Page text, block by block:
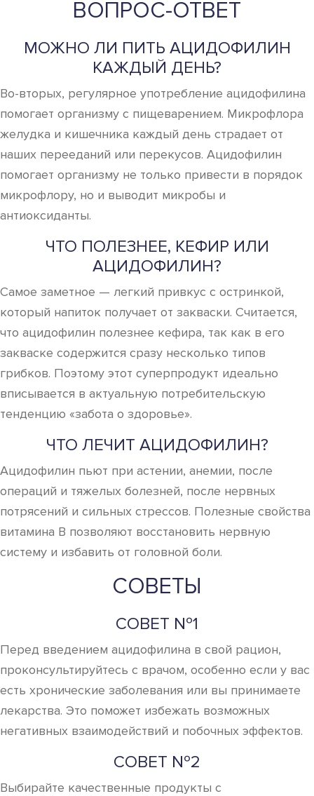
ВОПРОС-ОТВЕТ
МОЖНО ЛИ ПИТЬ АЦИДОФИЛИН
КАЖДЫЙ ДЕНЬ?
Во-вторых, регулярное употребление ацидофилина
помогает организму с пищеварением. Микрофлора
желудка и кишечника каждый день страдает от
наших перееданий или перекусов. Ацидофилин
помогает организму не только привести в порядок
микрофлору, но и выводит микробы и
антиоксиданты.
ЧТО ПОЛЕЗНЕЕ, КЕФИР ИЛИ
АЦИДОФИЛИН?
Самое заметное — легкий привкус с остринкой,
который напиток получает от закваски. Считается,
что ацидофилин полезнее кефира, так как в его
закваске содержится сразу несколько типов
грибков. Поэтому этот суперпродукт идеально
вписывается в актуальную потребительскую
тенденцию «забота о здоровье».
ЧТО ЛЕЧИТ АЦИДОФИЛИН?
Ацидофилин пьют при астении, анемии, после
операций и тяжелых болезней, после нервных
потрясений и сильных стрессов. Полезные свойства
витамина В позволяют восстановить нервную
систему и избавить от головной боли.
СОВЕТЫ
СОВЕТ №1
Перед введением ацидофилина в свой рацион,
проконсультируйтесь с врачом, особенно если у вас
есть хронические заболевания или вы принимаете
лекарства. Это поможет избежать возможных
негативных взаимодействий и побочных эффектов.
СОВЕТ №2
Выбирайте качественные продукты с